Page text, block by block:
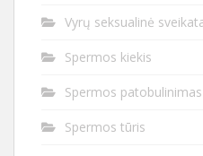
Vyrų seksualinė
Spermos kiekis
Spermos patobulinimas
Spermos tūris